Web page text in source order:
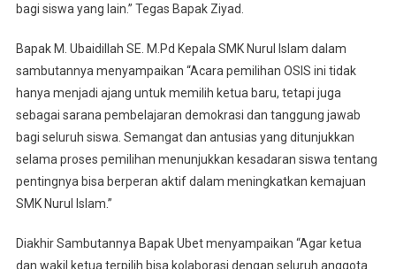
bagi siswa yang lain.” Tegas Bapak Ziyad.
Bapak M. Ubaidillah SE. M.Pd Kepala SMK Nurul Islam dalam
sambutannya menyampaikan “Acara pemilihan OSIS ini tidak
hanya menjadi ajang untuk memilih ketua baru, tetapi juga
sebagai sarana pembelajaran demokrasi dan tanggung jawab
bagi seluruh siswa. Semangat dan antusias yang ditunjukkan
selama proses pemilihan menunjukkan kesadaran siswa tentang
pentingnya bisa berperan aktif dalam meningkatkan kemajuan
SMK Nurul Islam.”
Diakhir Sambutannya Bapak Ubet menyampaikan “Agar ketua
dan wakil ketua terpilih bisa kolaborasi dengan seluruh anggota